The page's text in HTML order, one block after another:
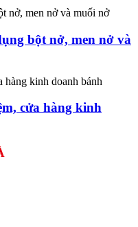
bột nở, men nở và
cửa hàng kinh